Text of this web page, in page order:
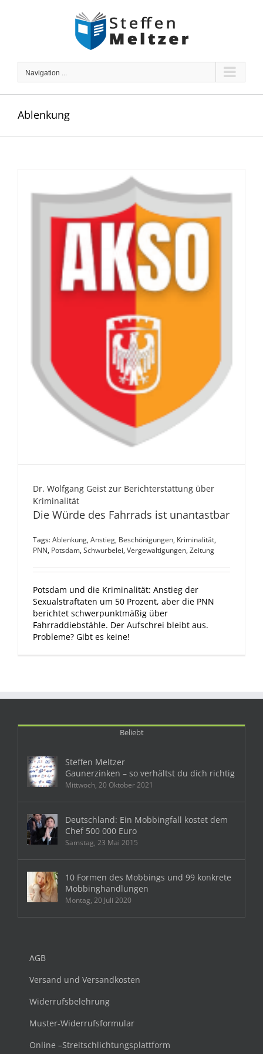
Navigation ...
Ablenkung
Dr. Wolfgang Geist zur Berichterstattung über
Kriminalität
Die Würde des Fahrrads ist unantastbar
Tags:Ablenkung,Anstieg, Beschönigungen, Kriminalität,
PNN, Potsdam,Schwurbelei,Vergewaltigungen,Zeitung
Potsdam und die Kriminalität: Anstieg der
Sexualstraftaten um 50 Prozent, aber die PNN
berichtet schwerpunktmäßig über
Fahrraddiebstähle. Der Aufschrei bleibt aus.
Probleme? Gibt es keine!
Beliebt
Steffen Meltzer
Gaunerzinken – so verhältst du dich richtig
Mittwoch, 20 Oktober 2021
Deutschland: Ein Mobbingfall kostet dem
Chef 500 000 Euro
Samstag, 23 Mai 2015
10 Formen des Mobbings und 99 konkrete
Mobbinghandlungen
Montag, 20 Juli 2020
AGB
Versand und Versandkosten
Widerrufsbelehrung
Muster-Widerrufsformular
Online –Streitschlichtungsplattform